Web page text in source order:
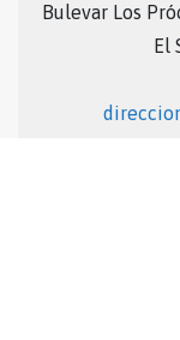
Bulevar Los
El